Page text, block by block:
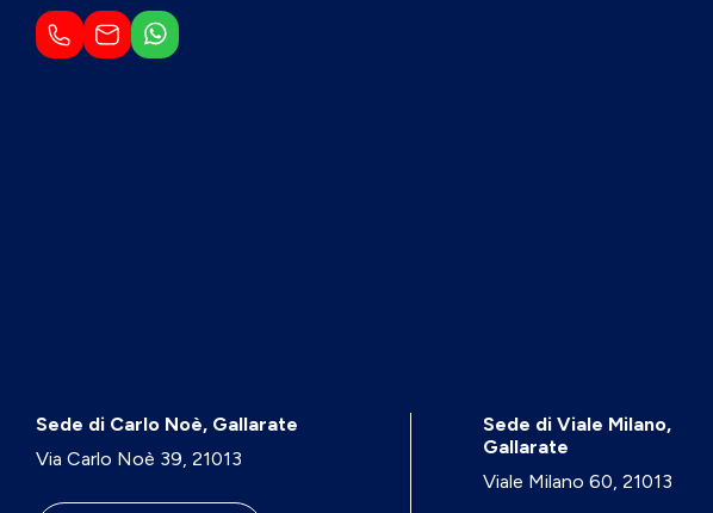
Sede di Carlo Noè, Gallarate
Via Carlo Noè 39, 21013
Sede di Viale Milano,
Gallarate
Viale Milano 60, 21013